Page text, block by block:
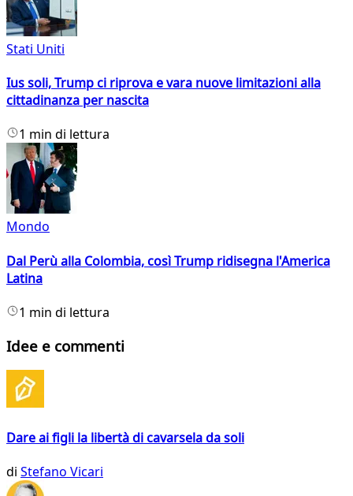
Stati Uniti
Ius soli, Trump ci riprova e vara nuove limitazioni alla
cittadinanza per nascita
1 min di lettura
Mondo
Dal Perù alla Colombia, così Trump ridisegna l'America
Latina
1 min di lettura
Idee e commenti
Dare ai figli la libertà di cavarsela da soli
di Stefano Vicari